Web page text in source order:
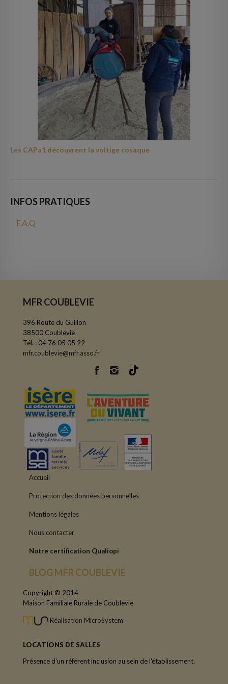
Les CAPa1 découvrent la voltige cosaque
INFOS PRATIQUES
F.A.Q
MFR COUBLEVIE
396 Route du Guillon
38500 Coublevie
Tél. : 04 76 05 05 22
mfr.coublevie@mfr.asso.fr
Accueil
Protection des données personnelles
Mentions légales
Nous contacter
Notre certification Qualiopi
BLOG MFR COUBLEVIE
Copyright © 2014
Maison Familiale Rurale de Coublevie
Réalisation MicroSystem
LOCATIONS DE SALLES
Présence d'un référent inclusion au sein de l'établissement.